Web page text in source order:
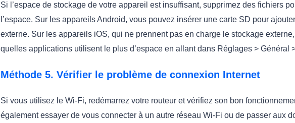
Si l’espace de stockage de votre appareil est insuffisant, supprimez des fichiers
l’espace. Sur les appareils Android, vous pouvez insérer une carte SD pour
externe. Sur les appareils iOS, qui ne prennent pas en charge le stockage
quelles applications utilisent le plus d’espace en allant dans Réglages > Général
Méthode 5. Vérifier le problème de connexion Internet
Si vous utilisez le Wi-Fi, redémarrez votre routeur et vérifiez son bon
également essayer de vous connecter à un autre réseau Wi-Fi ou de passer aux